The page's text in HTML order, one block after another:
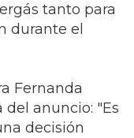
tanto para
durante el
Fernanda
anuncio: "Es
decisión